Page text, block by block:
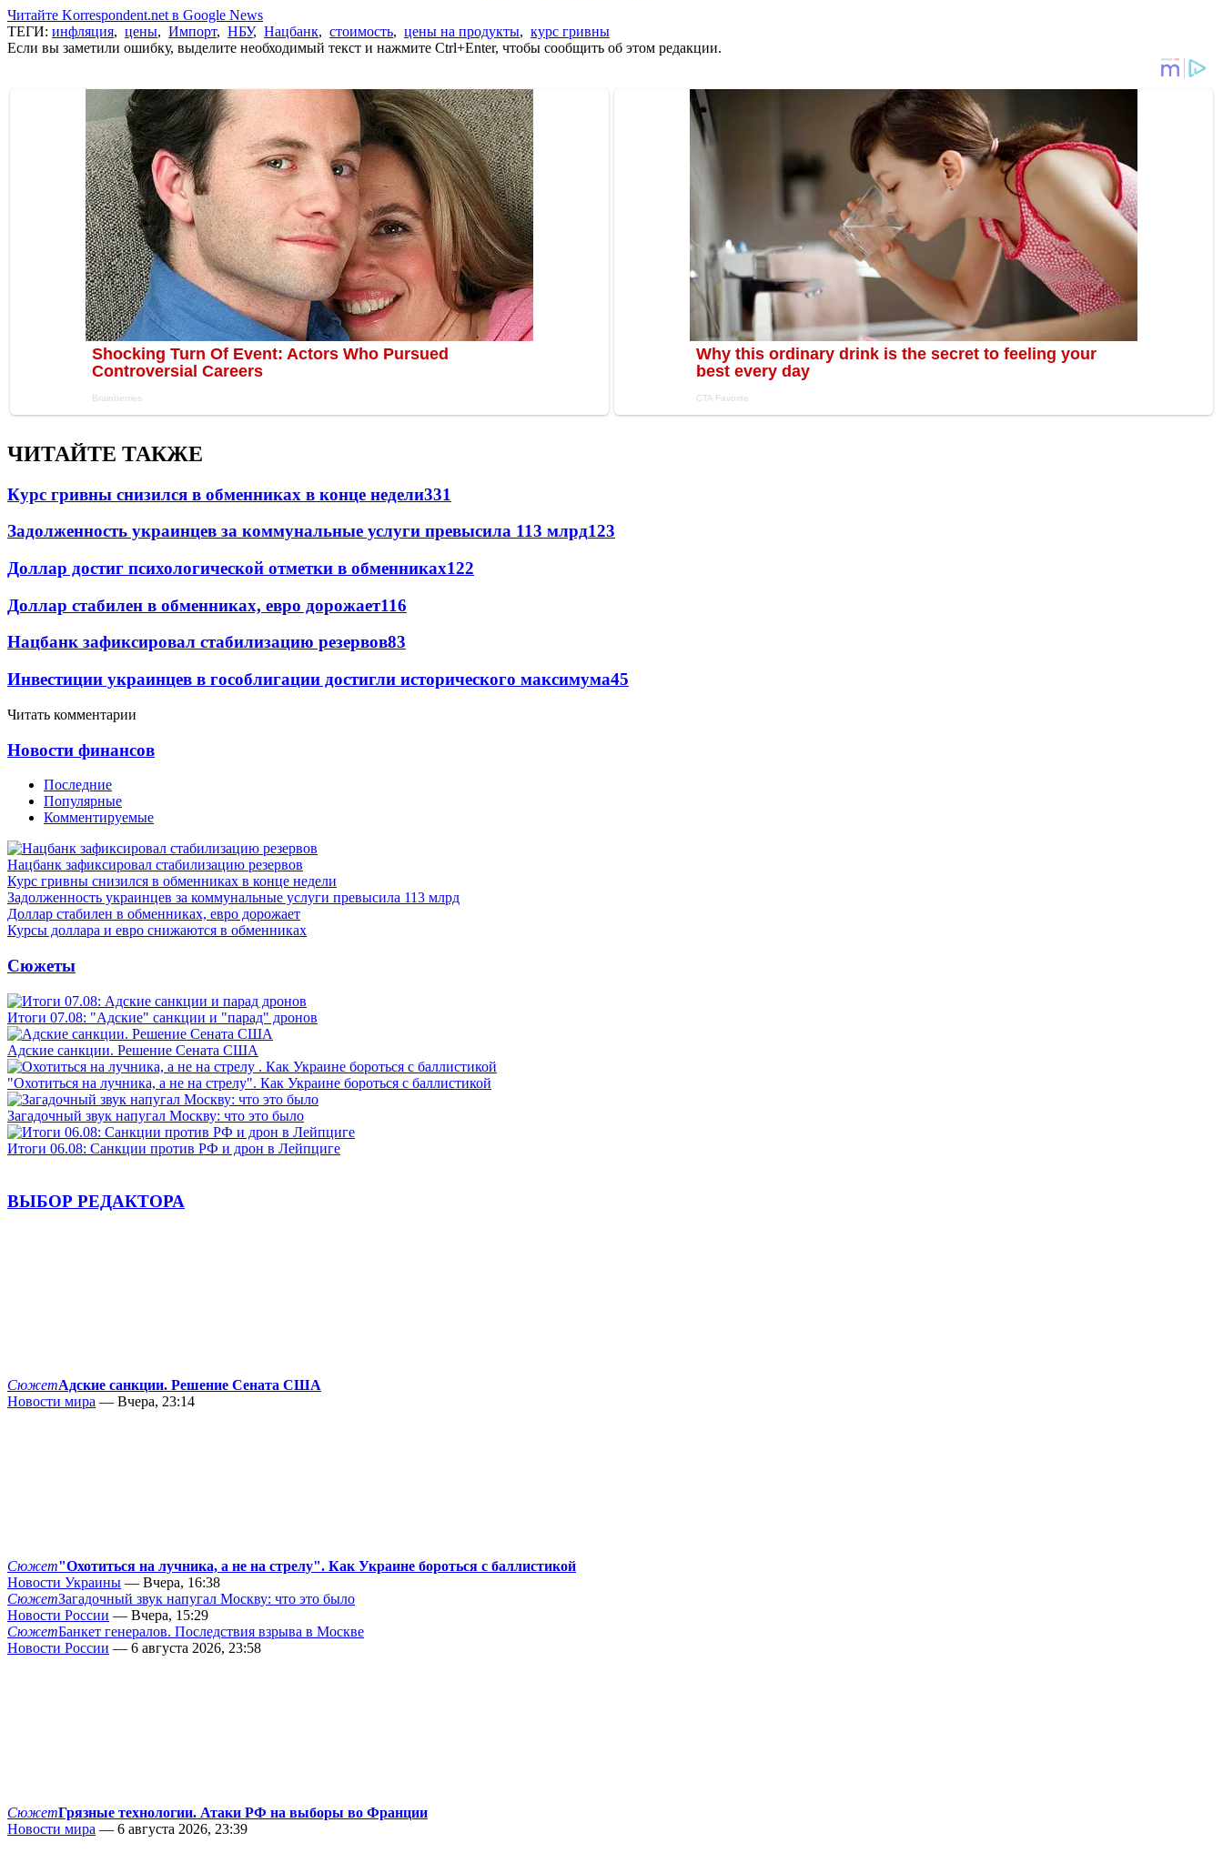
Читайте Korrespondent.net в Google News
ТЕГИ: инфляция, цены, Импорт, НБУ, Нацбанк, стоимость, цены на продукты, курс гривны
Если вы заметили ошибку, выделите необходимый текст и нажмите Ctrl+Enter, чтобы сообщить об этом редакции.
ЧИТАЙТЕ ТАКЖЕ
Курс гривны снизился в обменниках в конце недели331
Задолженность украинцев за коммунальные услуги превысила 113 млрд123
Доллар достиг психологической отметки в обменниках122
Доллар стабилен в обменниках, евро дорожает116
Нацбанк зафиксировал стабилизацию резервов83
Инвестиции украинцев в гособлигации достигли исторического максимума45
Читать комментарии
Новости финансов
Последние
Популярные
Комментируемые
Нацбанк зафиксировал стабилизацию резервов
Курс гривны снизился в обменниках в конце недели
Задолженность украинцев за коммунальные услуги превысила 113 млрд
Доллар стабилен в обменниках, евро дорожает
Курсы доллара и евро снижаются в обменниках
Сюжеты
Итоги 07.08: "Адские" санкции и "парад" дронов
Адские санкции. Решение Сената США
"Охотиться на лучника, а не на стрелу". Как Украине бороться с баллистикой
Загадочный звук напугал Москву: что это было
Итоги 06.08: Санкции против РФ и дрон в Лейпциге
ВЫБОР РЕДАКТОРА
СюжетАдские санкции. Решение Сената США
Новости мира — Вчера, 23:14
Сюжет"Охотиться на лучника, а не на стрелу". Как Украине бороться с баллистикой
Новости Украины — Вчера, 16:38
СюжетЗагадочный звук напугал Москву: что это было
Новости России — Вчера, 15:29
СюжетБанкет генералов. Последствия взрыва в Москве
Новости России — 6 августа 2026, 23:58
СюжетГрязные технологии. Атаки РФ на выборы во Франции
Новости мира — 6 августа 2026, 23:39